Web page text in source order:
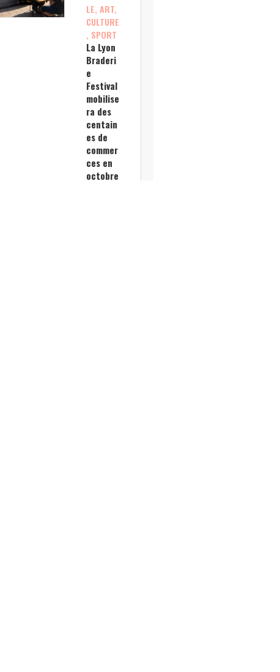
LE, ART,
CULTURE
, SPORT
La Lyon
Braderi
e
Festival
mobilise
ra des
centain
es de
commer
ces en
octobre